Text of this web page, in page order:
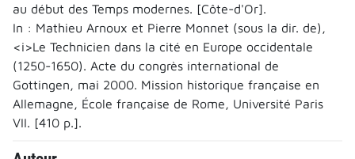
au début des Temps modernes. [Côte-d'Or].
In : Mathieu Arnoux et Pierre Monnet (sous la dir. de),
<i>Le Technicien dans la cité en Europe occidentale
(1250-1650). Acte du congrès international de
Gottingen, mai 2000. Mission historique française en
Allemagne, École française de Rome, Université Paris
VII. [410 p.].